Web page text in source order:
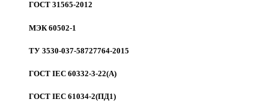
ГОСТ 31565-2012
МЭК 60502-1
ТУ 3530-037-58727764-2015
ГОСТ IEC 60332-3-22(A)
ГОСТ IEC 61034-2(ПД1)